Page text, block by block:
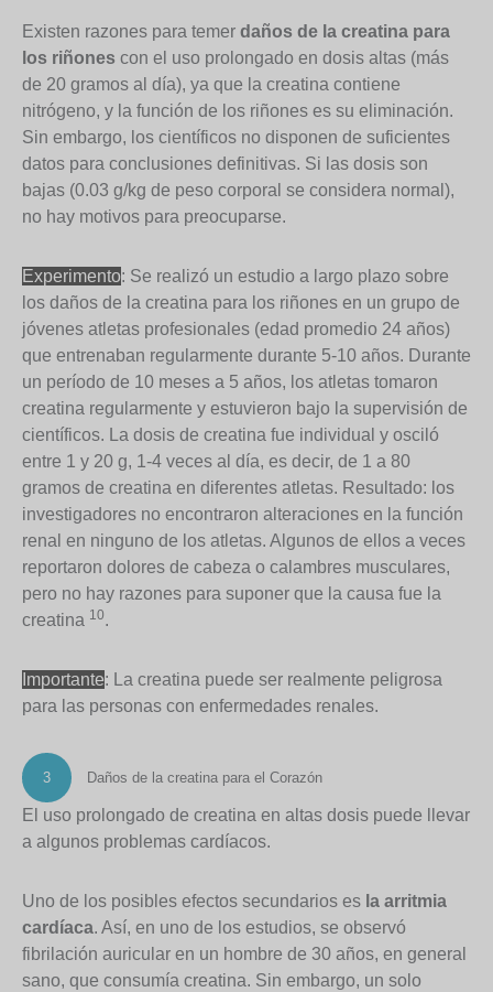
Existen razones para temer daños de la creatina para
los riñones con el uso prolongado en dosis altas (más
de 20 gramos al día), ya que la creatina contiene
nitrógeno, y la función de los riñones es su eliminación.
Sin embargo, los científicos no disponen de suficientes
datos para conclusiones definitivas. Si las dosis son
bajas (0.03 g/kg de peso corporal se considera normal),
no hay motivos para preocuparse.
Experimento: Se realizó un estudio a largo plazo sobre
los daños de la creatina para los riñones en un grupo de
jóvenes atletas profesionales (edad promedio 24 años)
que entrenaban regularmente durante 5-10 años. Durante
un período de 10 meses a 5 años, los atletas tomaron
creatina regularmente y estuvieron bajo la supervisión de
científicos. La dosis de creatina fue individual y osciló
entre 1 y 20 g, 1-4 veces al día, es decir, de 1 a 80
gramos de creatina en diferentes atletas. Resultado: los
investigadores no encontraron alteraciones en la función
renal en ninguno de los atletas. Algunos de ellos a veces
reportaron dolores de cabeza o calambres musculares,
pero no hay razones para suponer que la causa fue la
creatina 10.
Importante: La creatina puede ser realmente peligrosa
para las personas con enfermedades renales.
3 Daños de la creatina para el Corazón
El uso prolongado de creatina en altas dosis puede llevar
a algunos problemas cardíacos.
Uno de los posibles efectos secundarios es la arritmia
cardíaca. Así, en uno de los estudios, se observó
fibrilación auricular en un hombre de 30 años, en general
sano, que consumía creatina. Sin embargo, un solo